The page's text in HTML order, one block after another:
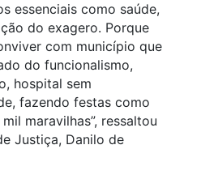
essenciais como saúde,
do exagero. Porque
com município que
do funcionalismo,
hospital sem
fazendo festas como
maravilhas”, ressaltou
Justiça, Danilo de